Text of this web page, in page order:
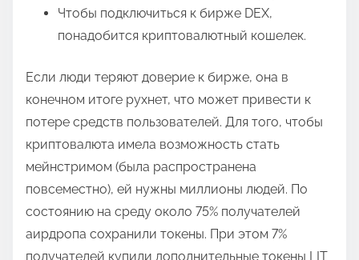
Чтобы подключиться к бирже DEX,
понадобится криптовалютный кошелек.
Если люди теряют доверие к бирже, она в
конечном итоге рухнет, что может привести к
потере средств пользователей. Для того, чтобы
криптовалюта имела возможность стать
мейнстримом (была распространена
повсеместно), ей нужны миллионы людей. По
состоянию на среду около 75% получателей
аирдропа сохранили токены. При этом 7%
получателей купили дополнительные токены LIT